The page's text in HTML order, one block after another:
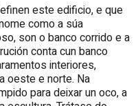
este edificio, e que
como a súa
son o banco corrido e a
conta cun banco
interiores,
oeste e norte. Na
para deixar un oco, a